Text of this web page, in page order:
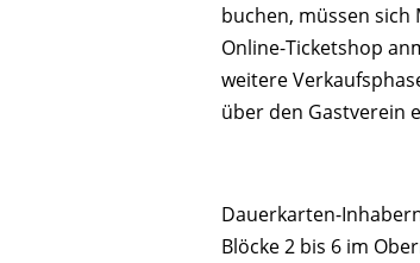
buchen, müssen
Online-Ticketshop
weitere
über den Gastverein
Dauerkarten-
Blöcke 2 bis 6 im